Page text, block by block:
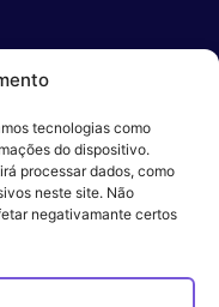
tecnologias como
do dispositivo.
processar dados, como
neste site. Não
negativamante certos